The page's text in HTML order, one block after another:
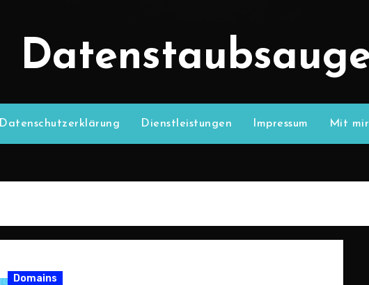
Datenschutzerklärung Dienstleistungen Impressum Mit
Domains